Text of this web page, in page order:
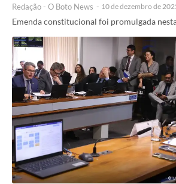
Redação - O Boto News - 10 de dezembro de
Emenda constitucional foi promulgada